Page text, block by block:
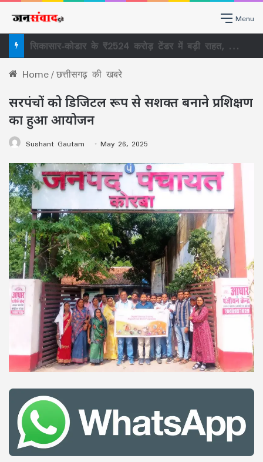
Menu
सिर्फ सवाल पूछने का नहीं, व्यवस्था से जवाब लेने का अधिकार है RTI, राजधानी में लोगों ने सीखा RTI का असली इस्तेमाल
Home/छत्तीसगढ़ की खबरे
सरपंचों को डिजिटल रूप से सशक्त बनाने प्रशिक्षण
का हुआ आयोजन
Sushant Gautam May 26, 2025